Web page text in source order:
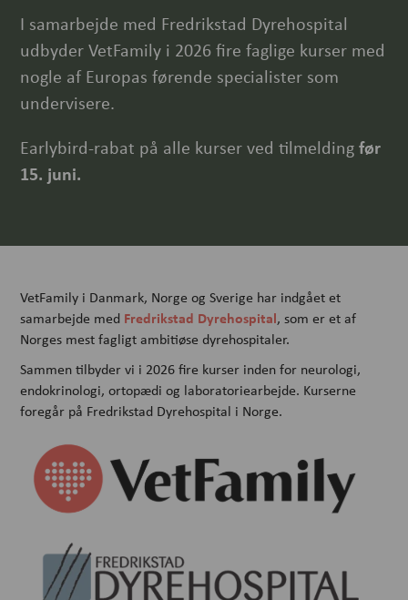
I samarbejde med Fredrikstad Dyrehospital
udbyder VetFamily i 2026 fire faglige kurser med
nogle af Europas førende specialister som
undervisere.
Earlybird-rabat på alle kurser ved tilmeldingfør
15. juni.
VetFamily i Danmark, Norge og Sverige har indgået et
samarbejde med Fredrikstad Dyrehospital, som er et af
Norges mest fagligt ambitiøse dyrehospitaler.
Sammen tilbyder vi i 2026 fire kurser inden for neurologi,
endokrinologi, ortopædi og laboratoriearbejde. Kurserne
foregår på Fredrikstad Dyrehospital i Norge.